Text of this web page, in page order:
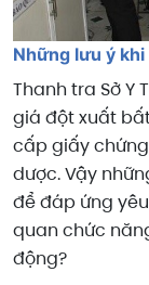
Những lưu ý khi
Thanh tra Sở Y
giá đột xuất
cấp giấy
dược. Vậy
để đáp ứng
quan chức
động?